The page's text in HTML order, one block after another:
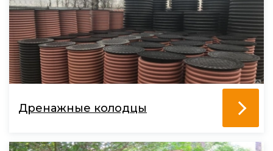
Дренажные колодцы